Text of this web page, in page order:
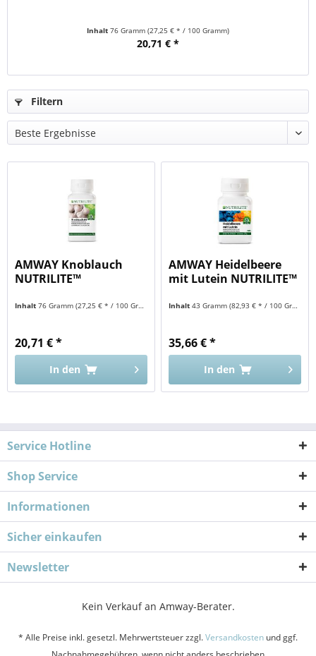
Inhalt 76 Gramm (27,25 € * / 100 Gramm)
20,71 € *
Filtern
AMWAY Knoblauch
NUTRILITE™
Inhalt76 Gramm(27,25 € * / 100 Gramm)
20,71 € *
In den
AMWAY Heidelbeere
mit Lutein NUTRILITE™
Inhalt43 Gramm(82,93 € * / 100 Gramm)
35,66 € *
In den
Service Hotline
Shop Service
Informationen
Sicher einkaufen
Newsletter
Kein Verkauf an Amway-Berater.
* Alle Preise inkl. gesetzl. Mehrwertsteuer zzgl.Versandkosten und ggf.